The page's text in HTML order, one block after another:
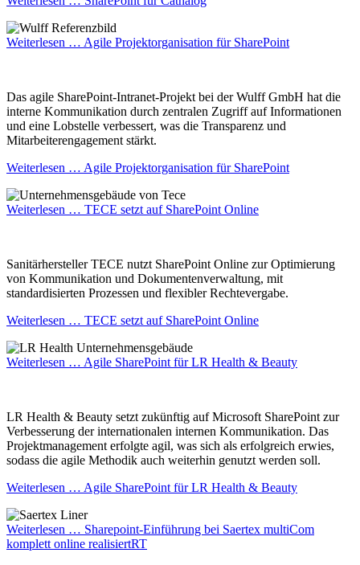
Weiterlesen … Agile Projektorganisation für SharePoint
Das agile SharePoint-Intranet-Projekt bei der Wulff GmbH hat die
interne Kommunikation durch zentralen Zugriff auf Informationen
und eine Lobstelle verbessert, was die Transparenz und
Mitarbeiterengagement stärkt.
Weiterlesen … Agile Projektorganisation für SharePoint
Weiterlesen … TECE setzt auf SharePoint Online
Sanitärhersteller TECE nutzt SharePoint Online zur Optimierung
von Kommunikation und Dokumentenverwaltung, mit
standardisierten Prozessen und flexibler Rechtevergabe.
Weiterlesen … TECE setzt auf SharePoint Online
Weiterlesen … Agile SharePoint für LR Health & Beauty
LR Health & Beauty setzt zukünftig auf Microsoft SharePoint zur
Verbesserung der internationalen internen Kommunikation. Das
Projektmanagement erfolgte agil, was sich als erfolgreich erwies,
sodass die agile Methodik auch weiterhin genutzt werden soll.
Weiterlesen … Agile SharePoint für LR Health & Beauty
Weiterlesen … Sharepoint-Einführung bei Saertex multiCom
komplett online realisiertRT